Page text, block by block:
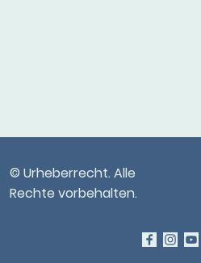
© Urheberrecht. Alle
Rechte vorbehalten.